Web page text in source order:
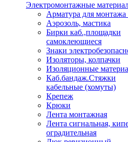
Электромонтажные
Арматура для
Аэрозоль, мастика
Бирки каб.,площадки
самоклеющиеся
Знаки
Изоляторы, колпачки
Изоляционные
Каб.бандаж.Стяжки
кабельные (хомуты)
Крепеж
Крюки
Лента монтажная
Лента сигнальная,
оградительная